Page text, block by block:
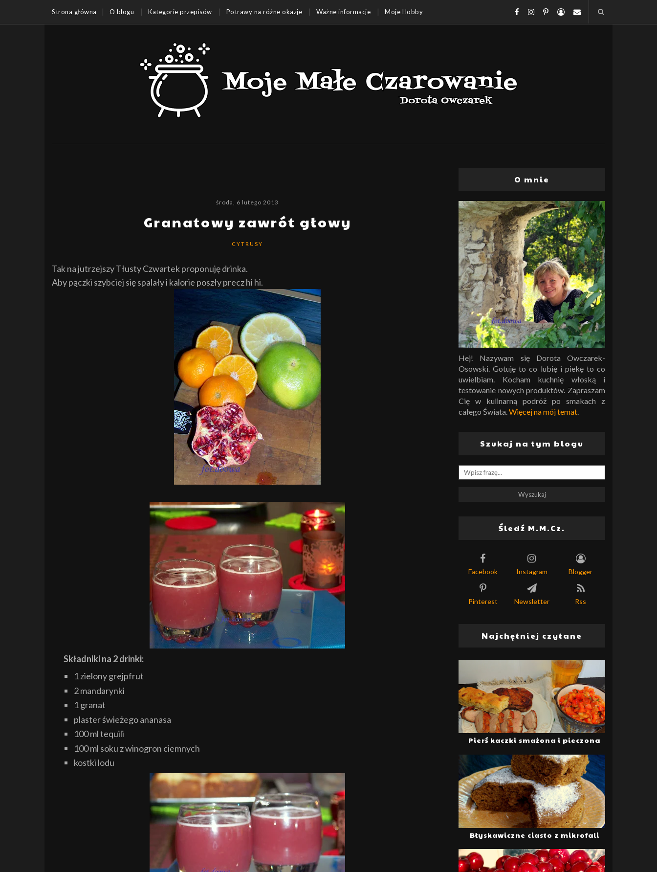
Strona główna O blogu Kategorie przepisów Potrawy na różne okazje Ważne informacje Moje Hobby
środa, 6 lutego 2013
Granatowy zawrót głowy
CYTRUSY
Tak na jutrzejszy Tłusty Czwartek proponuję drinka.
Aby pączki szybciej się spalały i kalorie poszły precz hi hi.
Składnikina 2 drinki:
1 zielony grejpfrut
2 mandarynki
1 granat
plaster świeżego ananasa
100ml tequili
100 ml soku z winogron ciemnych
kostki lodu
O mnie
Hej! Nazywam się Dorota Owczarek-
Osowski. Gotuję to co lubię i piekę to co
uwielbiam. Kocham kuchnię włoską i
testowanie nowych produktów. Zapraszam
Cię w kulinarną podróż po smakach z
całego Świata.Więcej na mój temat.
Szukaj na tym blogu
Śledź M.M.Cz.
Facebook Instagram Blogger
Pinterest Newsletter Rss
Najchętniej czytane
Pierś kaczki smażona i pieczona
Błyskawiczne ciasto z mikrofali